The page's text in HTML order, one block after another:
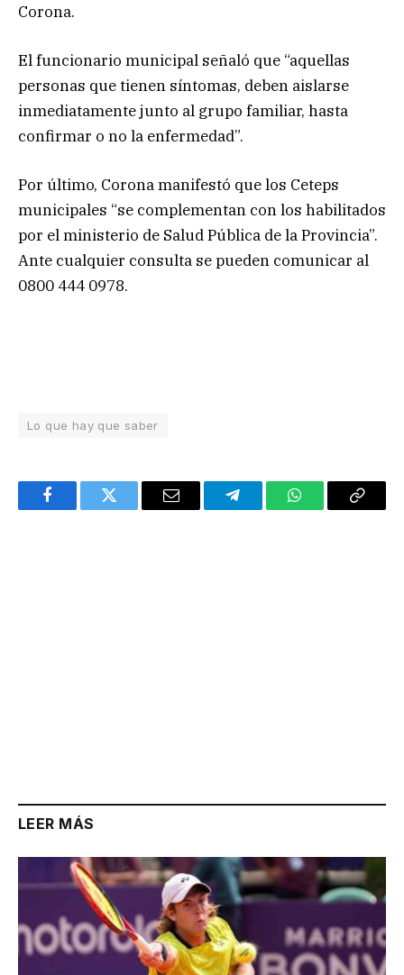
Corona.
El funcionario municipal señaló que “aquellas
personas que tienen síntomas, deben aislarse
inmediatamente junto al grupo familiar, hasta
confirmar o no la enfermedad”.
Por último, Corona manifestó que los Ceteps
municipales “se complementan con los habilitados
por el ministerio de Salud Pública de la Provincia”.
Ante cualquier consulta se pueden comunicar al
0800 444 0978.
Lo que hay que saber
FacebookTwitter Email TelegramWhatsAppCopy
LEER MÁS